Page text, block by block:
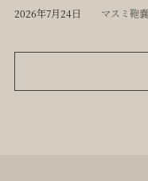
2026年7月24日 マスミ鞄